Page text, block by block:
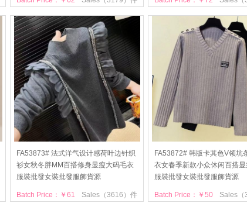
FA53873# 法式洋气设计感荷叶边针织
衫女秋冬胖MM百搭修身显瘦大码毛衣
服裝批發女裝批發服飾貨源
Sales（3616）件
Batch Price：￥61
FA53872# 韩版卡其色V领坑
衣女春季新款小众休闲百搭
服裝批發女裝批發服飾貨源
Sales（
Batch Price：￥50